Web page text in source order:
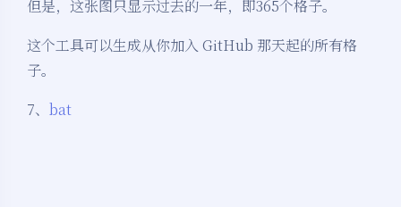
但是，这张图只显示过去的一年，即365个格子。
这个工具可以生成从你加入 GitHub 那天起的所有格
子。
7、 bat